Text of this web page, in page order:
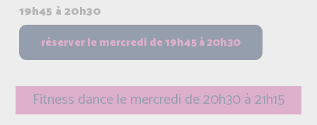
19h45 à 20h30
Fitness dance le mercredi de 20h30 à 21h15